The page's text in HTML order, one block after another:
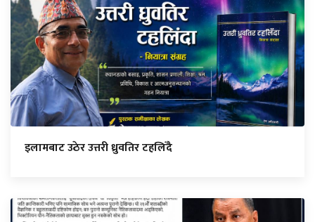
इलामबाट उठेर उत्तरी ध्रुवतिर टहलिँदै